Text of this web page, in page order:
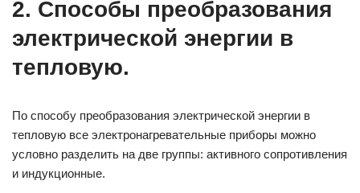
2. Способы преобразования
электрической энергии в
тепловую.
По способу преобразования электрической энергии в
тепловую все электронагревательные приборы можно
условно разделить на две группы: активного сопротивления
и индукционные.